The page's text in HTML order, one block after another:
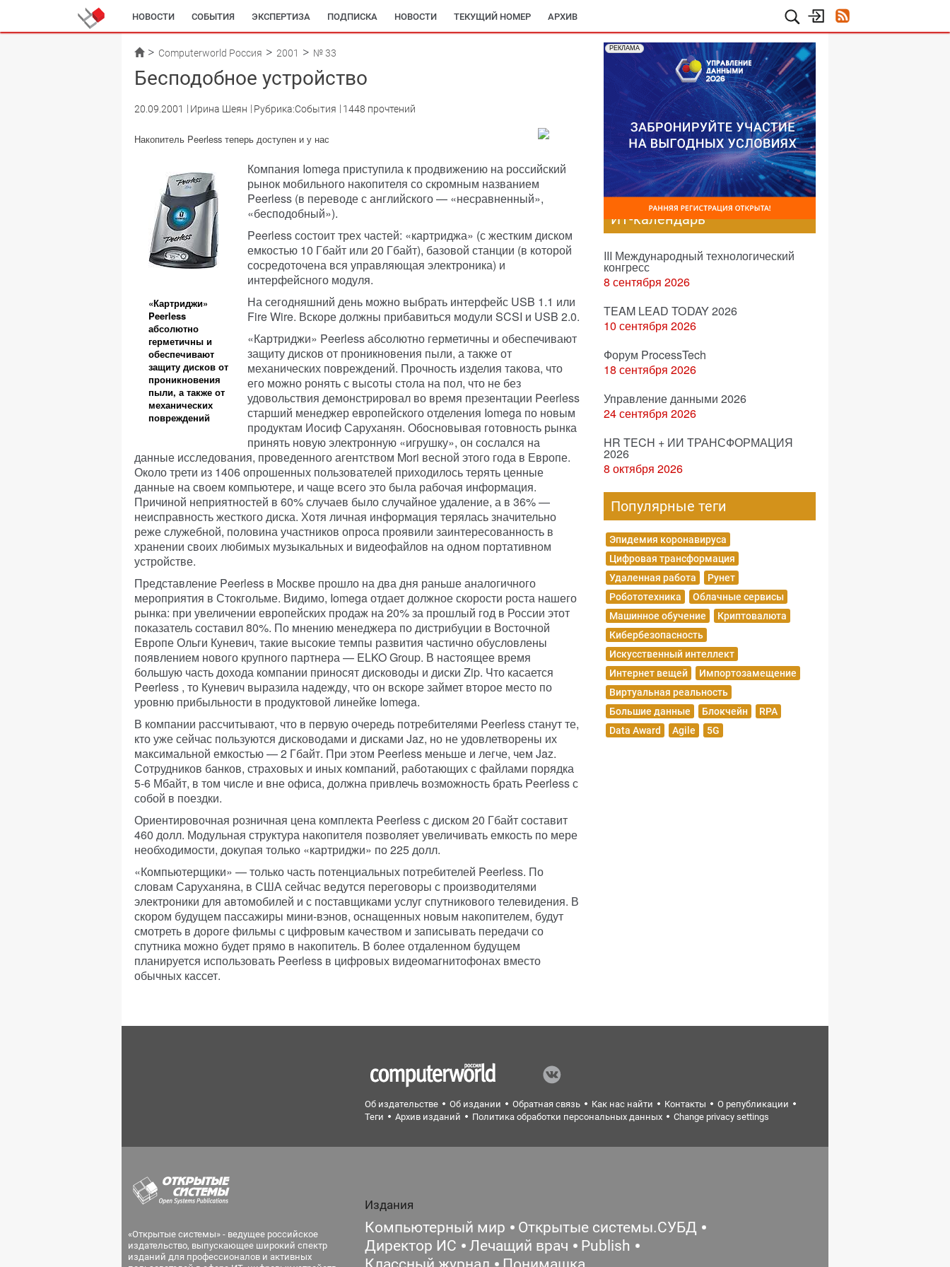
НОВОСТИ СОБЫТИЯ ЭКСПЕРТИЗА ПОДПИСКА НОВОСТИ ТЕКУЩИЙ НОМЕР АРХИВ
Computerworld Россия 2001 № 33
Бесподобное устройство
20.09.2001 Ирина Шеян Рубрика:События 1448 прочтений
Накопитель Peerless теперь доступен и у нас
«Картриджи»
Peerless
абсолютно
герметичны и
обеспечивают
защиту дисков от
проникновения
пыли, а также от
механических
повреждений
Компания Iomega приступила к продвижению на российский
рынок мобильного накопителя со скромным названием
Peerless (в переводе с английского — «несравненный»,
«бесподобный»).
Peerless состоит трех частей: «картриджа» (с жестким диском
емкостью 10 Гбайт или 20 Гбайт), базовой станции (в которой
сосредоточена вся управляющая электроника) и
интерфейсного модуля.
На сегодняшний день можно выбрать интерфейс USB 1.1 или
Fire Wire. Вскоре должны прибавиться модули SCSI и USB 2.0.
«Картриджи» Peerless абсолютно герметичны и обеспечивают
защиту дисков от проникновения пыли, а также от
механических повреждений. Прочность изделия такова, что
его можно ронять с высоты стола на пол, что не без
удовольствия демонстрировал во время презентации Peerless
старший менеджер европейского отделения Iomega по новым
продуктам Иосиф Саруханян. Обосновывая готовность рынка
принять новую электронную «игрушку», он сослался на
данные исследования, проведенного агентством Mori весной этого года в Европе.
Около трети из 1406 опрошенных пользователей приходилось терять ценные
данные на своем компьютере, и чаще всего это была рабочая информация.
Причиной неприятностей в 60% случаев было случайное удаление, а в 36% —
неисправность жесткого диска. Хотя личная информация терялась значительно
реже служебной, половина участников опроса проявили заинтересованность в
хранении своих любимых музыкальных и видеофайлов на одном портативном
устройстве.
Представление Peerless в Москве прошло на два дня раньше аналогичного
мероприятия в Стокгольме. Видимо, Iomega отдает должное скорости роста нашего
рынка: при увеличении европейских продаж на 20% за прошлый год в России этот
показатель составил 80%. По мнению менеджера по дистрибуции в Восточной
Европе Ольги Куневич, такие высокие темпы развития частично обусловлены
появлением нового крупного партнера — ELKO Group. В настоящее время
большую часть дохода компании приносят дисководы и диски Zip. Что касается
Peerless , то Куневич выразила надежду, что он вскоре займет второе место по
уровню прибыльности в продуктовой линейке Iomega.
В компании рассчитывают, что в первую очередь потребителями Peerless станут те,
кто уже сейчас пользуются дисководами и дисками Jaz, но не удовлетворены их
максимальной емкостью — 2 Гбайт. При этом Peerless меньше и легче, чем Jaz.
Сотрудников банков, страховых и иных компаний, работающих с файлами порядка
5-6 Мбайт, в том числе и вне офиса, должна привлечь возможность брать Peerless с
собой в поездки.
Ориентировочная розничная цена комплекта Peerless с диском 20 Гбайт составит
460 долл. Модульная структура накопителя позволяет увеличивать емкость по мере
необходимости, докупая только «картриджи» по 225 долл.
«Компьютерщики» — только часть потенциальных потребителей Peerless. По
словам Саруханяна, в США сейчас ведутся переговоры с производителями
электроники для автомобилей и с поставщиками услуг спутникового телевидения. В
скором будущем пассажиры мини-вэнов, оснащенных новым накопителем, будут
смотреть в дороге фильмы с цифровым качеством и записывать передачи со
спутника можно будет прямо в накопитель. В более отдаленном будущем
планируется использовать Peerless в цифровых видеомагнитофонах вместо
обычных кассет.
РЕКЛАМА
ИТ-календарь
III Международный технологический
конгресс
8 сентября 2026
TEAM LEAD TODAY 2026
10 сентября 2026
Форум ProcessTech
18 сентября 2026
Управление данными 2026
24 сентября 2026
HR TECH + ИИ ТРАНСФОРМАЦИЯ
2026
8 октября 2026
Популярные теги
Эпидемия коронавируса
Цифровая трансформация
Удаленная работа
Рунет
Робототехника
Облачные сервисы
Машинное обучение
Криптовалюта
Кибербезопасность
Искусственный интеллект
Интернет вещей
Импортозамещение
Виртуальная реальность
Большие данные
Блокчейн
RPA
Data Award
Agile 5G
Об издательстве Об издании Обратная связь Как нас найти Контакты
О републикации
Теги
Архив изданий Политика обработки персональных данных Change privacy settings
«Открытые системы» - ведущее российское
издательство, выпускающее широкий спектр
изданий для профессионалов и активных
Издания
Компьютерный мир
Открытые системы.СУБД
Директор ИС
Лечащий врач
Publish